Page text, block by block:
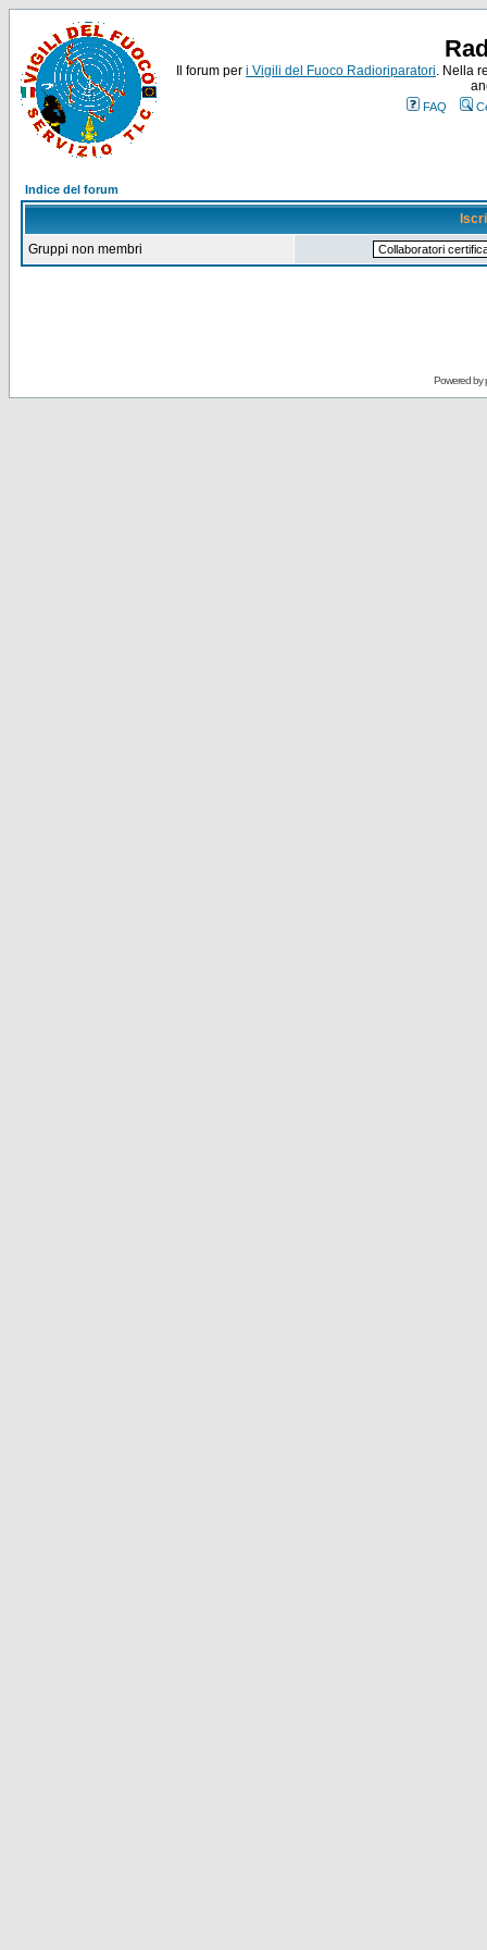
Il forum per i Vigili del Fuoco Radioriparatori. Nella
FAQ
Indice del forum
Gruppi non membri
Powered by